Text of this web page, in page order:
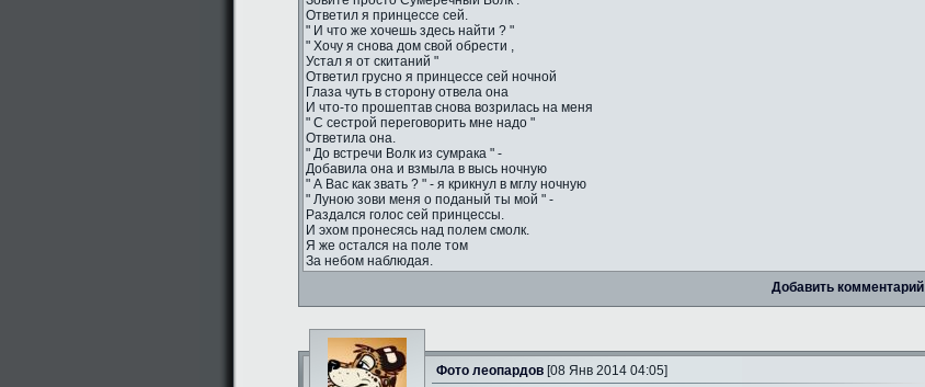
Ответил я принцессе сей.
" И что же хочешь здесь найти ? "
" Хочу я снова дом свой обрести ,
Устал я от скитаний "
Ответил грусно я принцессе сей ночной
Глаза чуть в сторону отвела она
И что-то прошептав снова возрилась на меня
" С сестрой переговорить мне надо "
Ответила она.
" До встречи Волк из сумрака " -
Добавила она и взмыла в высь ночную
" А Вас как звать ? " - я крикнул в мглу ночную
" Луною зови меня о поданый ты мой " -
Раздался голос сей принцессы.
И эхом пронесясь над полем смолк.
Я же остался на поле том
За небом наблюдая.
Добавить комментарий
Фото леопардов [08 Янв 2014 04:05]